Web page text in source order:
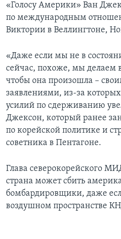
«Голосу Америки» Ван
по международным
Виктории в Веллингтоне,
«Даже если мы не в
сейчас, похоже, мы делаем
чтобы она произошла –
заявлениями, из-за
усилий по сдерживанию
Джексон, который ранее
по корейской политике и
советника в Пентагоне.
Глава северокорейского
страна может сбить
бомбардировщики, даже
воздушном пространстве